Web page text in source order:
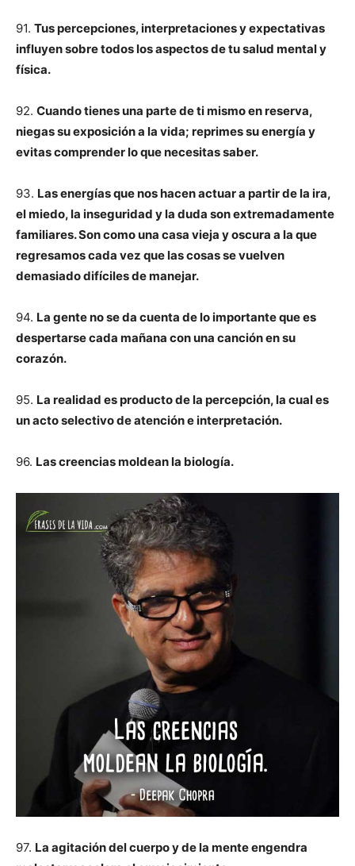
91. Tus percepciones, interpretaciones y expectativas
influyen sobre todos los aspectos de tu salud mental y
física.
92. Cuando tienes una parte de ti mismo en reserva,
niegas su exposición a la vida; reprimes su energía y
evitas comprender lo que necesitas saber.
93. Las energías que nos hacen actuar a partir de la ira,
el miedo, la inseguridad y la duda son extremadamente
familiares. Son como una casa vieja y oscura a la que
regresamos cada vez que las cosas se vuelven
demasiado difíciles de manejar.
94. La gente no se da cuenta de lo importante que es
despertarse cada mañana con una canción en su
corazón.
95. La realidad es producto de la percepción, la cual es
un acto selectivo de atención e interpretación.
96. Las creencias moldean la biología.
97. La agitación del cuerpo y de la mente engendra